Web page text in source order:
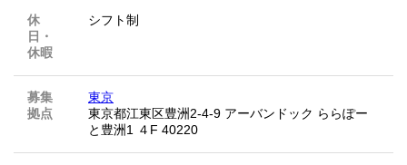
休
日・
休暇
シフト制
募集
拠点
東京
東京都江東区豊洲2-4-9 アーバンドック ららぽー
と豊洲1 ４F 40220